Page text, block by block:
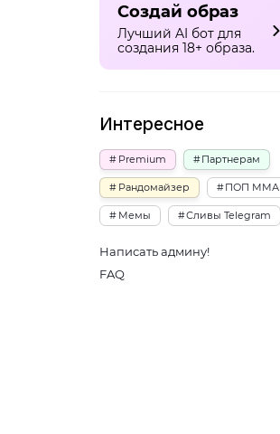
Создай образ
Лучший AI бот для
создания 18+ образа.
Интересное
Premium Партнерам
Рандомайзер ПОП ММА
Мемы Сливы Telegram
Написать админу!
FAQ